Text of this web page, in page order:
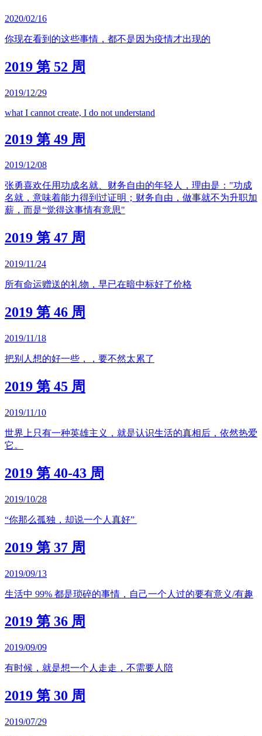
2020/02/16
你现在看到的这些事情，都不是因为疫情才出现的
2019 第 52 周
2019/12/29
what I cannot create, I do not understand
2019 第 49 周
2019/12/08
张勇喜欢任用功成名就、财务自由的年轻人，理由是："功成
名就，意味着能力得到过证明；财务自由，做事就不为升职加
薪，而是“觉得这事情有意思"
2019 第 47 周
2019/11/24
所有命运赠送的礼物，早已在暗中标好了价格
2019 第 46 周
2019/11/18
把别人想的好一些，，要不然太累了
2019 第 45 周
2019/11/10
世界上只有一种英雄主义，就是认识生活的真相后，依然热爱
它。
2019 第 40-43 周
2019/10/28
“你那么孤独，却说一个人真好” ​​​​
2019 第 37 周
2019/09/13
生活中 99% 都是琐碎的事情，自己一个人过的要有意义/有趣
2019 第 36 周
2019/09/09
有时候，就是想一个人走走，不需要人陪
2019 第 30 周
2019/07/29